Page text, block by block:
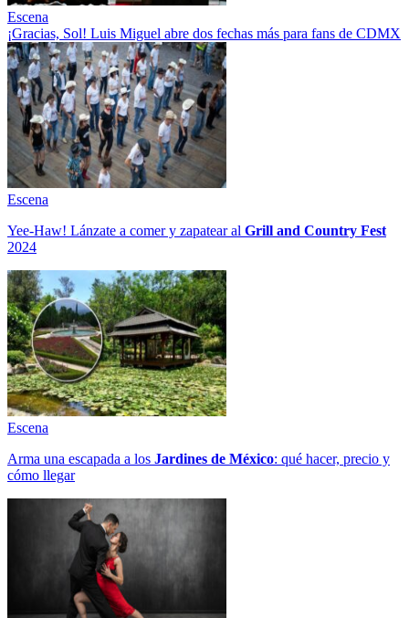
Escena
¡Gracias, Sol! Luis Miguel abre dos fechas más para fans de CDMX
Escena
Yee-Haw! Lánzate a comer y zapatear al Grill and Country Fest
2024
Escena
Arma una escapada a los Jardines de México: qué hacer, precio y
cómo llegar